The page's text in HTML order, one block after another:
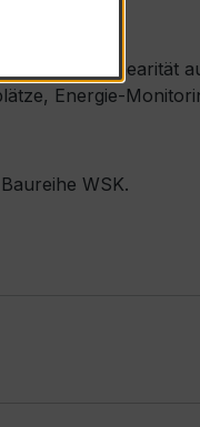
Linearität
Energie-
WSK.